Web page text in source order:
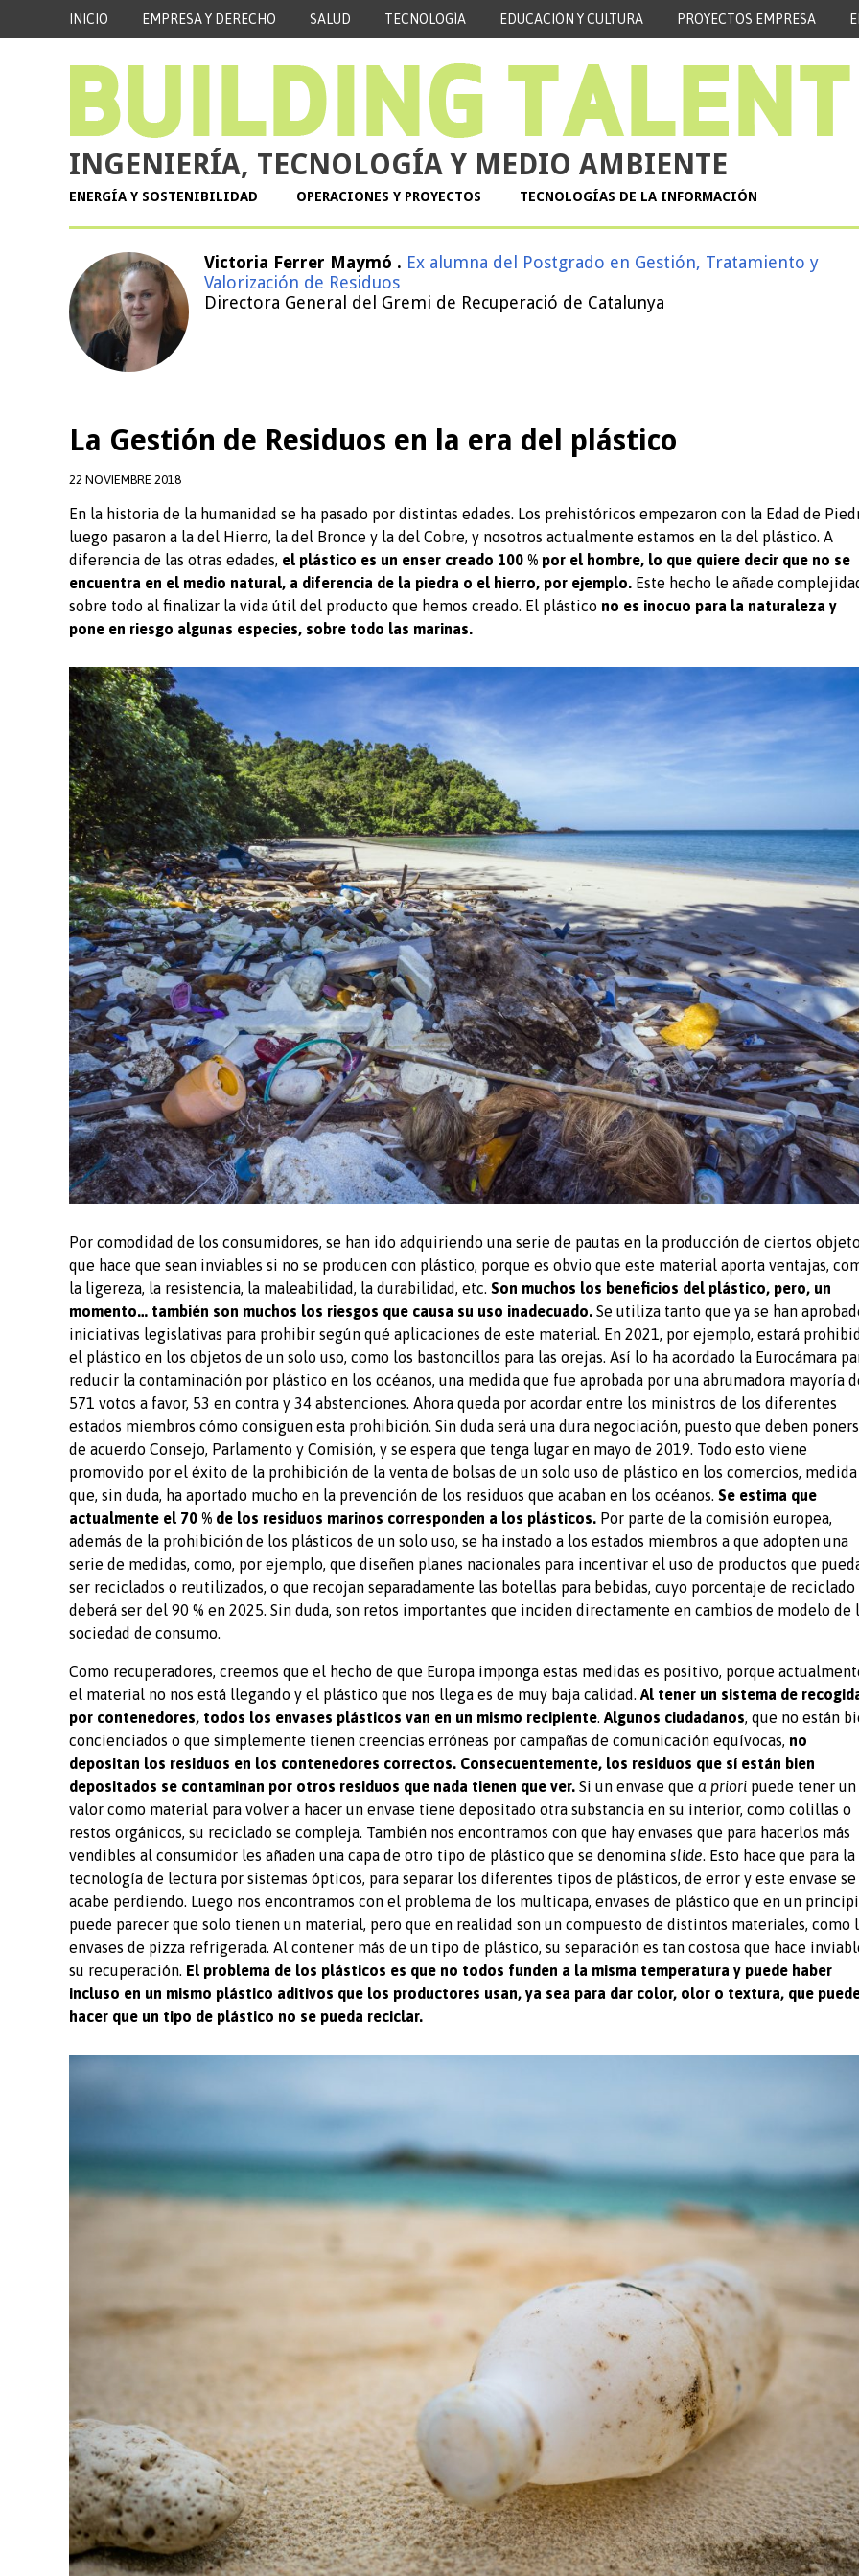
INICIO EMPRESA Y DERECHO SALUD TECNOLOGÍA EDUCACIÓN Y CULTURA PROYECTOS EMPRESA
INGENIERÍA, TECNOLOGÍA Y MEDIO AMBIENTE
ENERGÍA Y SOSTENIBILIDAD OPERACIONES Y PROYECTOS TECNOLOGÍAS DE LA INFORMACIÓN
Victoria Ferrer Maymó . Ex alumna del Postgrado en Gestión, Tratamiento y
Valorización de Residuos
Directora General del Gremi de Recuperació de Catalunya
La Gestión de Residuos en la era del plástico
22 NOVIEMBRE 2018
En la historia de la humanidad se ha pasado por distintas edades. Los prehistóricos empezaron con la Edad de
luego pasaron a la del Hierro, la del Bronce y la del Cobre, y nosotros actualmente estamos en la del plástico. A
diferencia de las otras edades, el plástico es un enser creado 100 % por el hombre, lo que quiere decir que no se
encuentra en el medio natural, a diferencia de la piedra o el hierro, por ejemplo. Este hecho le añade
sobre todo al finalizar la vida útil del producto que hemos creado. El plástico no es inocuo para la naturaleza y
pone en riesgo algunas especies, sobre todo las marinas.
Por comodidad de los consumidores, se han ido adquiriendo una serie de pautas en la producción de ciertos
que hace que sean inviables si no se producen con plástico, porque es obvio que este material aporta ventajas,
la ligereza, la resistencia, la maleabilidad, la durabilidad, etc. Son muchos los beneficios del plástico, pero, un
momento… también son muchos los riesgos que causa su uso inadecuado. Se utiliza tanto que ya se han
iniciativas legislativas para prohibir según qué aplicaciones de este material. En 2021, por ejemplo, estará
el plástico en los objetos de un solo uso, como los bastoncillos para las orejas. Así lo ha acordado la Eurocámara
reducir la contaminación por plástico en los océanos, una medida que fue aprobada por una abrumadora mayoría
571 votos a favor, 53 en contra y 34 abstenciones. Ahora queda por acordar entre los ministros de los diferentes
estados miembros cómo consiguen esta prohibición. Sin duda será una dura negociación, puesto que deben
de acuerdo Consejo, Parlamento y Comisión, y se espera que tenga lugar en mayo de 2019. Todo esto viene
promovido por el éxito de la prohibición de la venta de bolsas de un solo uso de plástico en los comercios, medida
que, sin duda, ha aportado mucho en la prevención de los residuos que acaban en los océanos. Se estima que
actualmente el 70 % de los residuos marinos corresponden a los plásticos. Por parte de la comisión europea,
además de la prohibición de los plásticos de un solo uso, se ha instado a los estados miembros a que adopten una
serie de medidas, como, por ejemplo, que diseñen planes nacionales para incentivar el uso de productos que
ser reciclados o reutilizados, o que recojan separadamente las botellas para bebidas, cuyo porcentaje de reciclado
deberá ser del 90 % en 2025. Sin duda, son retos importantes que inciden directamente en cambios de modelo de
sociedad de consumo.
Como recuperadores, creemos que el hecho de que Europa imponga estas medidas es positivo, porque
el material no nos está llegando y el plástico que nos llega es de muy baja calidad. Al tener un sistema de
por contenedores, todos los envases plásticos van en un mismo recipiente. Algunos ciudadanos, que no están
concienciados o que simplemente tienen creencias erróneas por campañas de comunicación equívocas, no
depositan los residuos en los contenedores correctos. Consecuentemente, los residuos que sí están bien
depositados se contaminan por otros residuos que nada tienen que ver. Si un envase que a priori puede tener un
valor como material para volver a hacer un envase tiene depositado otra substancia en su interior, como colillas o
restos orgánicos, su reciclado se compleja. También nos encontramos con que hay envases que para hacerlos más
vendibles al consumidor les añaden una capa de otro tipo de plástico que se denomina slide. Esto hace que para la
tecnología de lectura por sistemas ópticos, para separar los diferentes tipos de plásticos, de error y este envase se
acabe perdiendo. Luego nos encontramos con el problema de los multicapa, envases de plástico que en un
puede parecer que solo tienen un material, pero que en realidad son un compuesto de distintos materiales, como
envases de pizza refrigerada. Al contener más de un tipo de plástico, su separación es tan costosa que hace
su recuperación. El problema de los plásticos es que no todos funden a la misma temperatura y puede haber
incluso en un mismo plástico aditivos que los productores usan, ya sea para dar color, olor o textura, que
hacer que un tipo de plástico no se pueda reciclar.